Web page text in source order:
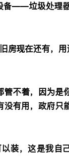
备——垃圾处理器
房现在还有，
管不着，因为是
没有用，政府只
装，这是我自